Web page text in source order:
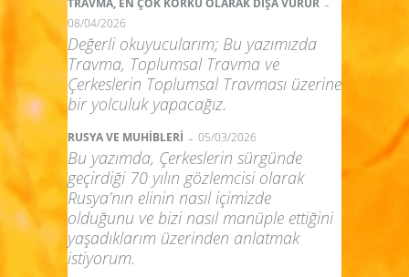
08/04/2026
Değerli okuyucularım; Bu yazımızda
Travma, Toplumsal Travma ve
Çerkeslerin Toplumsal Travması üzerine
bir yolculuk yapacağız.
RUSYA VE MUHİBLERİ - 05/03/2026
Bu yazımda, Çerkeslerin sürgünde
geçirdiği 70 yılın gözlemcisi olarak
Rusya’nın elinin nasıl içimizde
olduğunu ve bizi nasıl manüple ettiğini
yaşadıklarım üzerinden anlatmak
istiyorum.